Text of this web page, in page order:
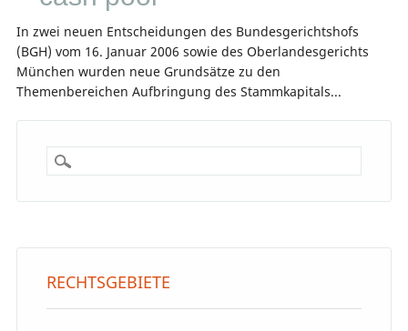
In zwei neuen Entscheidungen des Bundesgerichtshofs
(BGH) vom 16. Januar 2006 sowie des Oberlandesgerichts
München wurden neue Grundsätze zu den
Themenbereichen Aufbringung des Stammkapitals...
RECHTSGEBIETE